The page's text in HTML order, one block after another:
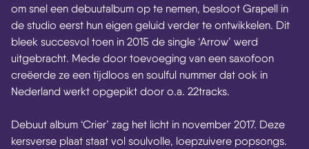
om snel een debuutalbum op te nemen, besloot Grapell in
de studio eerst hun eigen geluid verder te ontwikkelen. Dit
bleek succesvol toen in 2015 de single ‘Arrow’ werd
uitgebracht. Mede door toevoeging van een saxofoon
creëerde ze een tijdloos en soulful nummer dat ook in
Nederland werkt opgepikt door o.a. 22tracks.
Debuut album ‘Crier’ zag het licht in november 2017. Deze
kersverse plaat staat vol soulvolle, loepzuivere popsongs.